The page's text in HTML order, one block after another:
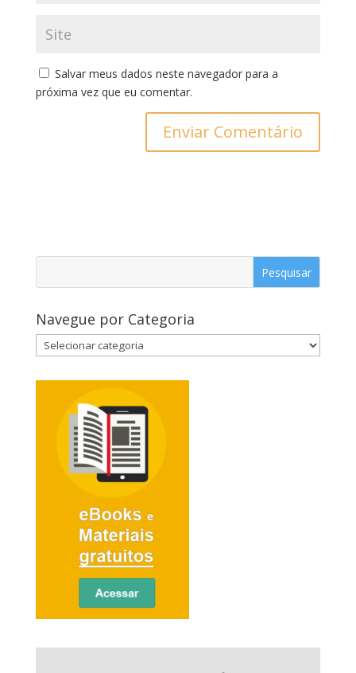
Salvar meus dados neste navegador para a
próxima vez que eu comentar.
Navegue por Categoria